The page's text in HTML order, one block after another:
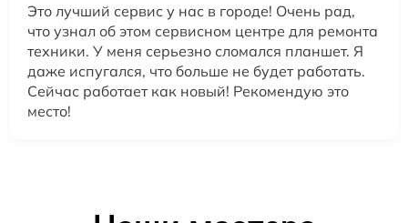
Это лучший сервис у нас в городе! Очень рад,
что узнал об этом сервисном центре для ремонта
техники. У меня серьезно сломался планшет. Я
даже испугался, что больше не будет работать.
Сейчас работает как новый! Рекомендую это
место!